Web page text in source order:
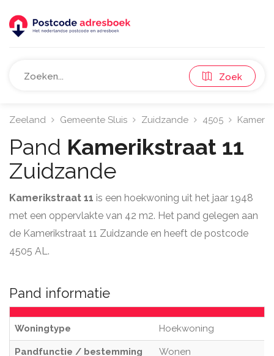
Zoek
Zeeland Gemeente Sluis Zuidzande 4505
Pand Kamerikstraat 11
Zuidzande
Kamerikstraat 11 is een hoekwoning uit het jaar 1948
met een oppervlakte van 42 m2. Het pand gelegen aan
de Kamerikstraat 11 Zuidzande en heeft de postcode
4505 AL.
Pand informatie
Woningtype Hoekwoning
Pandfunctie / bestemming Wonen